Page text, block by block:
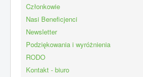
Członkowie
Nasi Beneficjenci
Newsletter
Podziękowania i wyróżnienia
RODO
Kontakt - biuro